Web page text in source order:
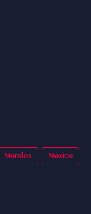
Morelos México